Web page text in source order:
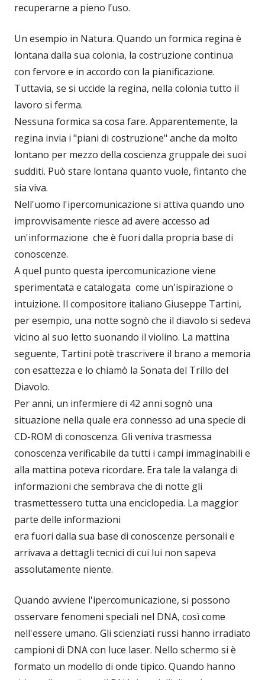
recuperarne a pieno l’uso.
Un esempio in Natura. Quando un formica regina è
lontana dalla sua colonia, la costruzione continua
con fervore e in accordo con la pianificazione.
Tuttavia, se si uccide la regina, nella colonia tutto il
lavoro si ferma.
Nessuna formica sa cosa fare. Apparentemente, la
regina invia i "piani di costruzione" anche da molto
lontano per mezzo della coscienza gruppale dei suoi
sudditi. Può stare lontana quanto vuole, fintanto che
sia viva.
Nell'uomo l'ipercomunicazione si attiva quando uno
improvvisamente riesce ad avere accesso ad
un'informazione che è fuori dalla propria base di
conoscenze.
A quel punto questa ipercomunicazione viene
sperimentata e catalogata come un'ispirazione o
intuizione. Il compositore italiano Giuseppe Tartini,
per esempio, una notte sognò che il diavolo si sedeva
vicino al suo letto suonando il violino. La mattina
seguente, Tartini potè trascrivere il brano a memoria
con esattezza e lo chiamò la Sonata del Trillo del
Diavolo.
Per anni, un infermiere di 42 anni sognò una
situazione nella quale era connesso ad una specie di
CD-ROM di conoscenza. Gli veniva trasmessa
conoscenza verificabile da tutti i campi immaginabili e
alla mattina poteva ricordare. Era tale la valanga di
informazioni che sembrava che di notte gli
trasmettessero tutta una enciclopedia. La maggior
parte delle informazioni
era fuori dalla sua base di conoscenze personali e
arrivava a dettagli tecnici di cui lui non sapeva
assolutamente niente.
Quando avviene l'ipercomunicazione, si possono
osservare fenomeni speciali nel DNA, così come
nell'essere umano. Gli scienziati russi hanno irradiato
campioni di DNA con luce laser. Nello schermo si è
formato un modello di onde tipico. Quando hanno